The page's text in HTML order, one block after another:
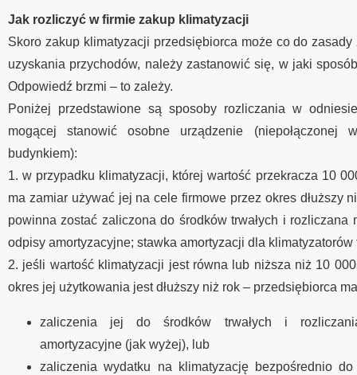
Jak rozliczyć w firmie zakup klimatyzacji
Skoro zakup klimatyzacji przedsiębiorca może co do
uzyskania przychodów, należy zastanowić się, w jaki
Odpowiedź brzmi – to zależy.
Poniżej przedstawione są sposoby rozliczania w
mogącej stanowić osobne urządzenie (niepołączonej
budynkiem):
1. w przypadku klimatyzacji, której wartość przekracza 10
ma zamiar używać jej na cele firmowe przez okres dłuższy
powinna zostać zaliczona do środków trwałych i rozliczana
odpisy amortyzacyjne; stawka amortyzacji dla klimatyzatorów
2. jeśli wartość klimatyzacji jest równa lub niższa niż 10
okres jej użytkowania jest dłuższy niż rok – przedsiębiorca
zaliczenia jej do środków trwałych i
amortyzacyjne (jak wyżej), lub
zaliczenia wydatku na klimatyzację bezpośrednio